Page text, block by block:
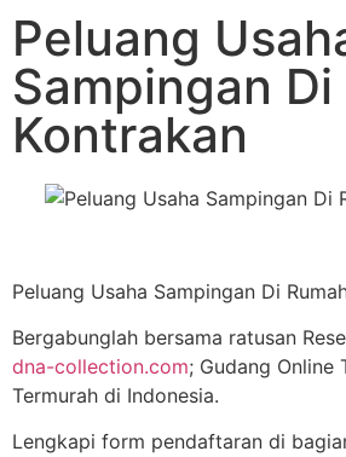
Peluang
Sampingan Di
Kontrakan
Peluang Usaha Sampingan Di
Bergabunglah bersama ratusan
dna-collection.com; Gudang Online
Termurah di Indonesia.
Lengkapi form pendaftaran di